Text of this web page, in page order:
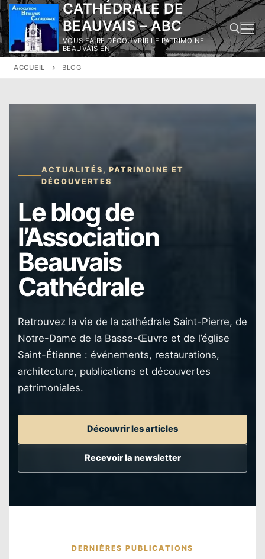
Aller
au
contenu
CATHÉDRALE DE
BEAUVAIS – ABC
VOUS FAIRE DÉCOUVRIR LE PATRIMOINE
BEAUVAISIEN
ACCUEIL BLOG
ACTUALITÉS, PATRIMOINE ET
DÉCOUVERTES
Le blog de
l’Association
Beauvais
Cathédrale
Retrouvez la vie de la cathédrale Saint-Pierre, de
Notre-Dame de la Basse-Œuvre et de l’église
Saint-Étienne : événements, restaurations,
architecture, publications et découvertes
patrimoniales.
Découvrir les articles
Recevoir la newsletter
DERNIÈRES PUBLICATIONS